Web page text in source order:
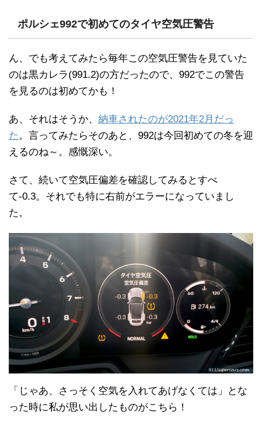
ポルシェ992で初めてのタイヤ空気圧警告
ん、でも考えてみたら毎年この空気圧警告を見ていた
のは黒カレラ(991.2)の方だったので、992でこの警告
を見るのは初めてかも！
あ、それはそうか、 納車されたのが2021年2月だっ
た。言ってみたらそのあと、992は今回初めての冬を迎
えるのね～。感慨深い。
さて、続いて空気圧偏差を確認してみるとすべ
て-0.3。それでも特に右前がエラーになっていまし
た。
「じゃあ、さっそく空気を入れてあげなくては」とな
った時に私が思い出したものがこちら！